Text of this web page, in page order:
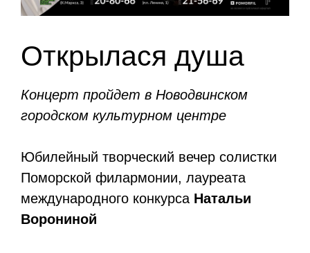
Открылася душа
Концерт пройдет в Новодвинском
городском культурном центре
Юбилейный творческий вечер солистки
Поморской филармонии, лауреата
международного конкурса Натальи
Ворониной